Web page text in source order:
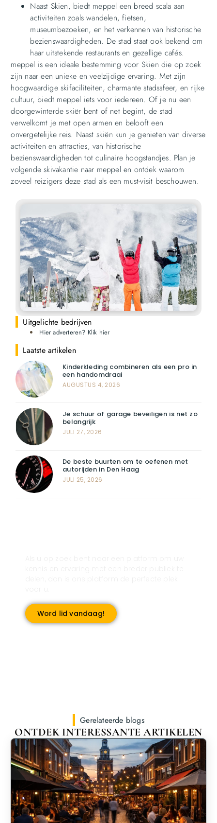
Naast Skien, biedt meppel een breed scala aan
activiteiten zoals wandelen, fietsen,
museumbezoeken, en het verkennen van historische
bezienswaardigheden. De stad staat ook bekend om
haar uitstekende restaurants en gezellige cafés.
meppel is een ideale bestemming voor Skien die op zoek
zijn naar een unieke en veelzijdige ervaring. Met zijn
hoogwaardige skifaciliteiten, charmante stadssfeer, en rijke
cultuur, biedt meppel iets voor iedereen. Of je nu een
doorgewinterde skiër bent of net begint, de stad
verwelkomt je met open armen en belooft een
onvergetelijke reis. Naast skiën kun je genieten van diverse
activiteiten en attracties, van historische
bezienswaardigheden tot culinaire hoogstandjes. Plan je
volgende skivakantie naar meppel en ontdek waarom
zoveel reizigers deze stad als een must-visit beschouwen.
Uitgelichte bedrijven
Hier adverteren? Klik hier
Laatste artikelen
Kinderkleding combineren als een pro in
een handomdraai
AUGUSTUS 4, 2026
Je schuur of garage beveiligen is net zo
belangrijk
JULI 27, 2026
De beste buurten om te oefenen met
autorijden in Den Haag
JULI 25, 2026
Word lid vandaag!
Gerelateerde blogs
ONTDEK INTERESSANTE ARTIKELEN